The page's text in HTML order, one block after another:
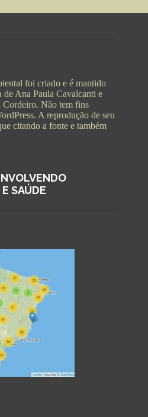
foi criado e é mantido
de Ana Paula Cavalcanti e
Não tem fins
A reprodução de seu
citando a fonte e também
SAÚDE